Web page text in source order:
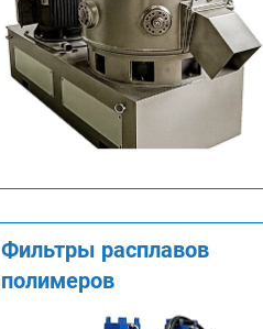
Фильтры расплавов
полимеров